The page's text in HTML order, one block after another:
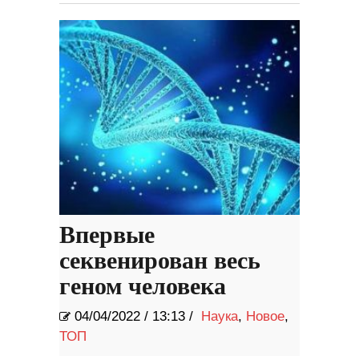
Впервые
секвенирован весь
геном человека
04/04/2022 / 13:13 / Наука, Новое,
ТОП